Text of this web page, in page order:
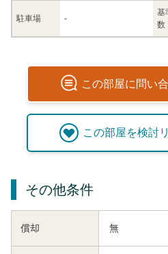
駐車場 -
基
数
この部屋に問い
この部屋を検討
その他条件
償却 無